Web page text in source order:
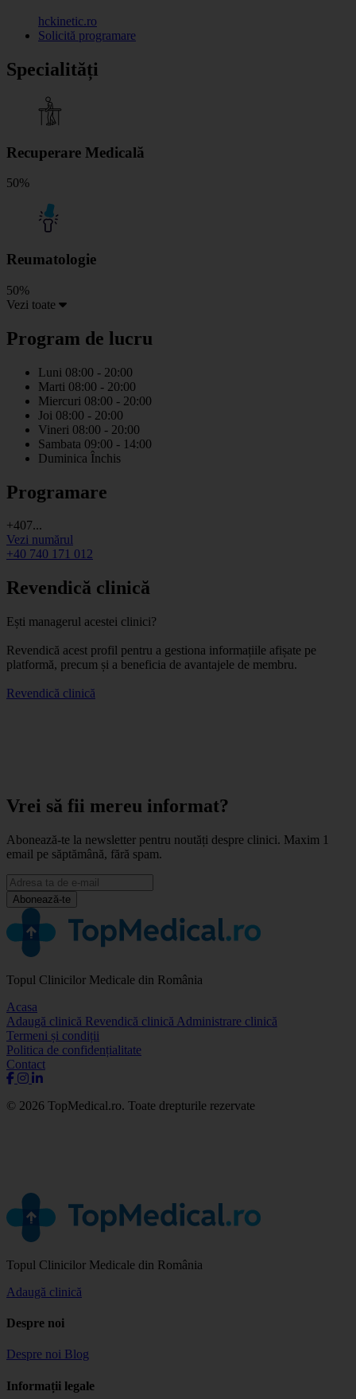
hckinetic.ro
Solicită programare
Specialități
Recuperare Medicală
50%
Reumatologie
50%
Vezi toate
Program de lucru
Luni 08:00 - 20:00
Marti 08:00 - 20:00
Miercuri 08:00 - 20:00
Joi 08:00 - 20:00
Vineri 08:00 - 20:00
Sambata 09:00 - 14:00
Duminica Închis
Programare
+407...
Vezi numărul
+40 740 171 012
Revendică clinică
Ești managerul acestei clinici?
Revendică acest profil pentru a gestiona informațiile afișate pe
platformă, precum și a beneficia de avantajele de membru.
Revendică clinică
Vrei să fii mereu informat?
Abonează-te la newsletter pentru noutăți despre clinici. Maxim 1
email pe săptămână, fără spam.
Abonează-te
Topul Clinicilor Medicale din România
Acasa
Adaugă clinică Revendică clinică Administrare clinică
Termeni și condiții
Politica de confidențialitate
Contact
© 2026 TopMedical.ro. Toate drepturile rezervate
Topul Clinicilor Medicale din România
Adaugă clinică
Despre noi
Despre noi Blog
Informații legale